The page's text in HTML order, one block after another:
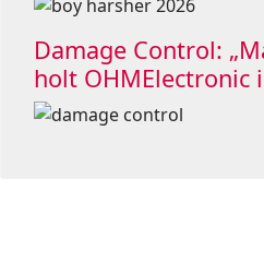
Damage Control:
holt OHMElectronic